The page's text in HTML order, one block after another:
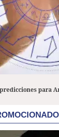
para